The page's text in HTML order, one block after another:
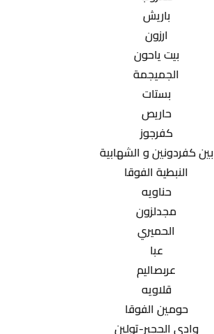
باريش
ارزون
بيت ياحون
الجميجمة
بستات
حاريص
كفرجوز
بين كفردونين و الشهابية
النبطية الفوقا
حناويه
مجدلزون
الحميري
عبا
عربصاليم
قلاويه
حومين الفوقا
وادي الحجير-تولين